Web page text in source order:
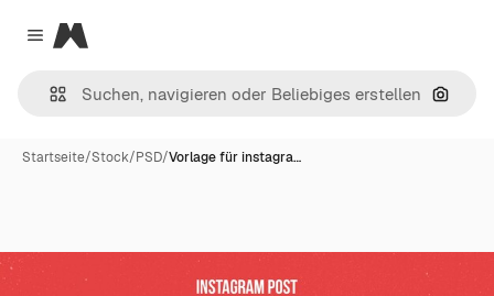
Close menu
Magnific
Nach
Startseite/Stock/PSD/Vorlage für instagra…